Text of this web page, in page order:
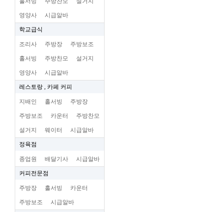
영양사 시급알바
학교급식
조리사 주방장 주방보조
홀서빙 주방찬모 설거지
영양사 시급알바
레스토랑 , 카페 커피
지배인 홀서빙 주방장
주방보조 카운터 주방찬모
설거지 웨이터 시급알바
정육점
종업원 배달기사 시급알바
커피전문점
주방장 홀서빙 카운터
주방보조 시급알바